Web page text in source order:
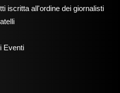
iscritta all'ordine dei giornalisti
Eventi